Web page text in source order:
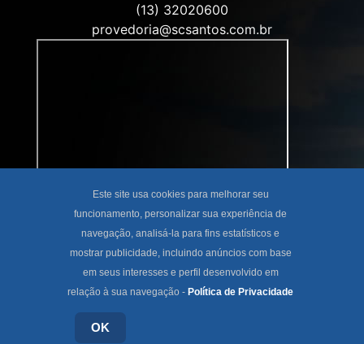
(13) 32020600
provedoria@scsantos.com.br
Este site usa cookies para melhorar seu
funcionamento, personalizar sua experiência de
navegação, analisá-la para fins estatísticos e
mostrar publicidade, incluindo anúncios com base
em seus interesses e perfil desenvolvido em
relação à sua navegação - Política de Privacidade
OK